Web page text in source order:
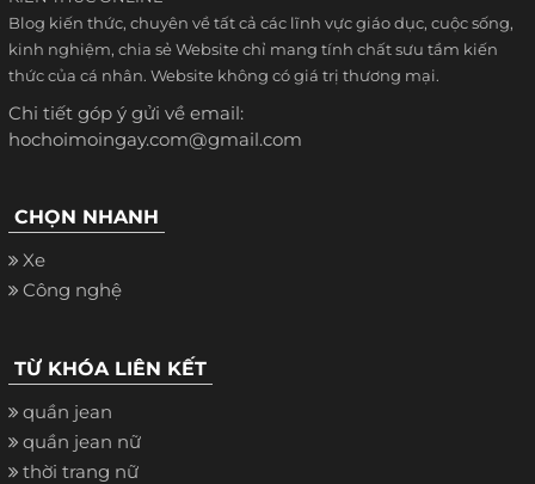
Blog kiến thức, chuyên về tất cả các lĩnh vực giáo dục, cuộc sống,
kinh nghiệm, chia sẻ Website chỉ mang tính chất sưu tầm kiến
thức của cá nhân. Website không có giá trị thương mại.
Chi tiết góp ý gửi về email:
hochoimoingay.com@gmail.com
CHỌN NHANH
Xe
Công nghệ
TỪ KHÓA LIÊN KẾT
quần jean
quần jean nữ
thời trang nữ